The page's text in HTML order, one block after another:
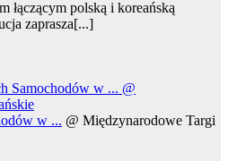
łączącym polską i koreańską
zaprasza[...]
Samochodów w ... @
w ... @ Międzynarodowe Targi